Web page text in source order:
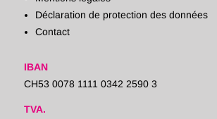
Déclaration de protection des données
Contact
IBAN
CH53 0078 1111 0342 2590 3
TVA.